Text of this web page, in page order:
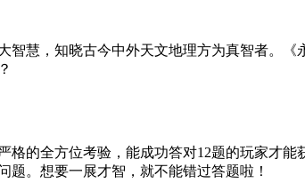
智慧，知晓古今中外天文地理方为真智者。
格的全方位考验，能成功答对12题的玩家才
题。想要一展才智，就不能错过答题啦！